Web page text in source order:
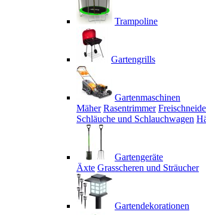
Trampoline
Gartengrills
Gartenmaschinen
Mäher Rasentrimmer
Schläuche und Schlauchwagen
Gartengeräte
Äxte Grasscheren und Sträucher
Gartendekorationen